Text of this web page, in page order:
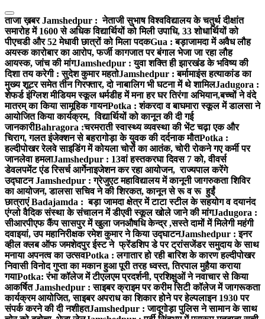
Skip
to
content
ताजा ख़बरJamshedpur : नेताजी सुभाष विश्वविद्यालय के चतुर्थ दीक्षांत
समारोह में 1600 से अधिक विद्यार्थियों को मिली उपाधि, 33 शोधार्थियों को
पीएचडी और 52 मेधावी छात्रों को मिला पदकGua : बड़ाजामदा में अवैध लौह
अयस्क कारोबार का आरोप, फर्जी कागजात पर बंगाल भेजा जा रहा लौह
आयस्क, जांच की मांगJamshedpur : युवा शक्ति ही झारखंड के भविष्य की
दिशा तय करेगी : सुदेश कुमार महतोJamshedpur : बर्मामाइंस हत्याकांड का
मुख्य शूटर समेत तीन गिरफ्तार, दो नाबालिग भी घटना में थे शामिलJadugora :
शेफर्ड इंग्लिश मीडियम स्कूल धर्मडीह में मना हर घर तिरंगा अभियान,बच्चों ने वंदे
मातरम् का किया सामूहिक गायनPotka : शंकरदा व बाघमारा स्कूल में डालसा ने
आयोजित किया कार्यक्रम, विद्यार्थियों को कानून की दी गई
जानकारीBahragora :चरमराती स्वास्थ्य व्यवस्था की भेंट चढ़ा एक और
चिराग, गलत इंजेक्शन से बहरागोड़ा के युवक की दर्दनाक मौतPotka :
हल्दीपोखर रेलवे साइडिंग में कोयला चोरों का आतंक, चोरी रोकने गए कर्मी पर
जानलेवा हमलाJamshedpur : 13वां हस्तकरघा दिवस 7 को, वीवर्स
डेवलपमेंट एंड रिसर्च आर्गेनाइजेशन कर रहा आयोजन, राज्यपाल करेंगे
उद्घाटनJamshedpur : ग्रेजुएट महाविद्यालय में कानूनी जागरुकता शिविर
का आयोजन, डालसा सचिव ने की शिरकत, कानून से रू व रू हुईं
छात्राएंBadajamda : बड़ा जामदा क्षेत्र में टाटा स्टील के सहयोग व दयानंद
एंग्लो वैदिक संस्था के संचालन में डीएवी स्कूल खोले जाने की मांगJadugora :
सीआरपीएफ कैंप सासपुर में खुला जनऔषधि केन्द्र ,सस्ते दामों में मिलेगी महंगी
दवाइयां, उप महानिरीक्षक रमेश कुमार ने किया उद्घाटनJamshedpur : इनर
व्हील क्लब ऑफ जमशेदपुर ईस्ट ने फ्रेंडशिप डे पर ट्रांसजेंडर समुदाय के साथ
मनाया अपनत्व का उत्सवPotka : लगातार हो रही बारिश के कारण हल्दीपोखर
निवासी विनोद गुप्ता का मकान हुआ पूरी तरह ध्वस्त, तिरपाल मुहैया कराया
गयाPotka: रंभा कॉलेज में टीएलएम प्रदर्शनी, प्रशिक्षुओं ने नवाचार से किया
आकर्षितJamshedpur : साइबर क्राइम पर करीम सिटी कॉलेज में जागरूकता
कार्यक्रम आयोजित, साइबर अपराध का शिकार होने पर हेल्पलाइन 1930 पर
संपर्क करने की दी नशीहतJamshedpur : जादूगोड़ा पुलिस ने सामान के साथ